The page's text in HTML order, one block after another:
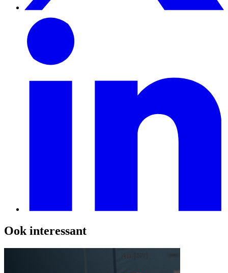
Ook interessant